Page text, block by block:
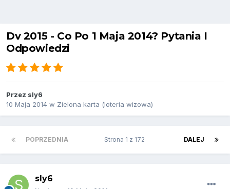
Dv 2015 - Co Po 1 Maja 2014? Pytania I
Odpowiedzi
Przez sly6
10 Maja 2014 w Zielona karta (loteria wizowa)
POPRZEDNIA DALEJ
Strona 1 z 172
sly6